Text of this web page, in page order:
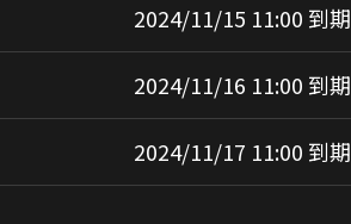
2024/11/15 11:00 到期
2024/11/16 11:00 到期
2024/11/17 11:00 到期